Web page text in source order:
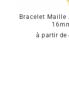
Bracelet Maille
à partir de